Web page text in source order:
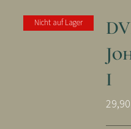
Nicht auf Lager
I
29,90